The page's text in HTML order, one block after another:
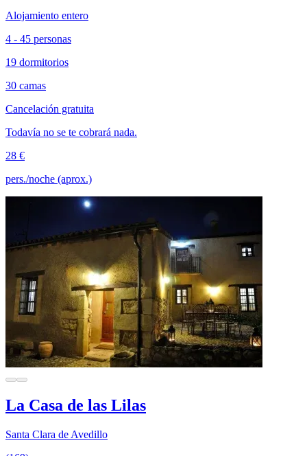
Alojamiento entero
4 - 45 personas
19 dormitorios
30 camas
Cancelación gratuita
Todavía no se te cobrará nada.
28 €
pers./noche (aprox.)
La Casa de las Lilas
Santa Clara de Avedillo